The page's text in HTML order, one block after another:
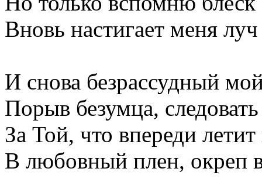
Вновь настигает меня
И снова безрассудный
Порыв безумца,
За Той, что впереди
В любовный плен, окреп